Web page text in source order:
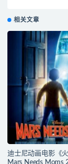
相关文章
迪士尼动画电影《
Mars Needs Moms